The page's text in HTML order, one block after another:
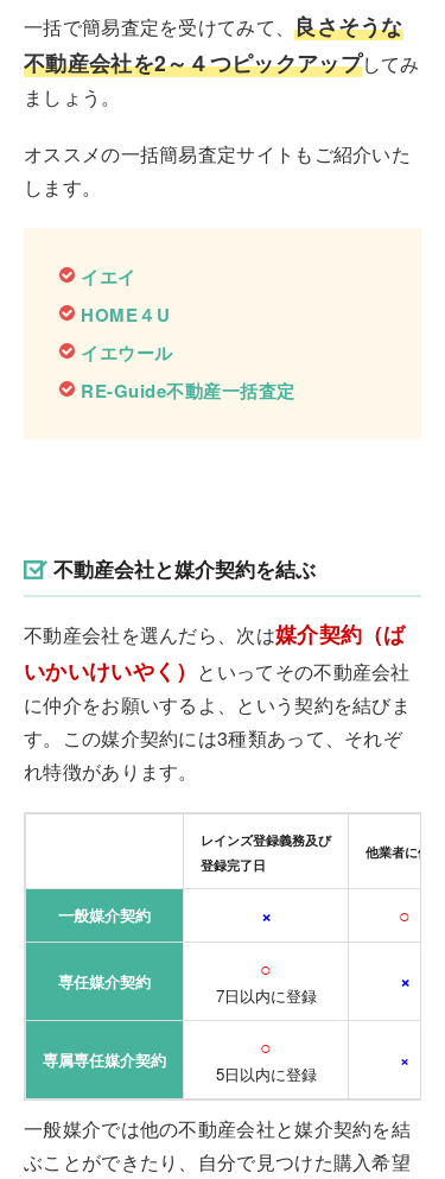
一括で簡易査定を受けてみて、良さそうな
不動産会社を2～４つピックアップしてみ
ましょう。
オススメの一括簡易査定サイトもご紹介いた
します。
イエイ
HOME４U
イエウール
RE-Guide不動産一括査定
不動産会社と媒介契約を結ぶ
不動産会社を選んだら、次は媒介契約（ば
いかいけいやく） といってその不動産会社
に仲介をお願いするよ、という契約を結びま
す。この媒介契約には3種類あって、それぞ
れ特徴があります。
レインズ登録義務及び
登録完了日
他業者に依頼
一般媒介契約 × ○
専任媒介契約 ○
7日以内に登録
×
専属専任媒介契約 ○
5日以内に登録
×
一般媒介では他の不動産会社と媒介契約を結
ぶことができたり、自分で見つけた購入希望